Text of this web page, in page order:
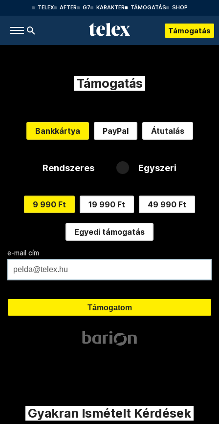
TELEX AFTER G7 KARAKTER TÁMOGATÁS SHOP
Támogatás
Támogatás
Bankkártya PayPal Átutalás
Rendszeres Egyszeri
9 990 Ft 19 990 Ft 49 990 Ft
Egyedi támogatás
e-mail cím
Gyakran Ismételt Kérdések